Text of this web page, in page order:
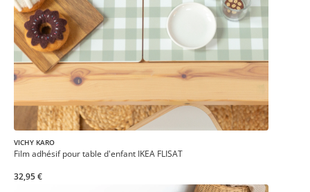
VICHY KARO
Film adhésif pour table d'enfant IKEA FLISAT
32,95 €